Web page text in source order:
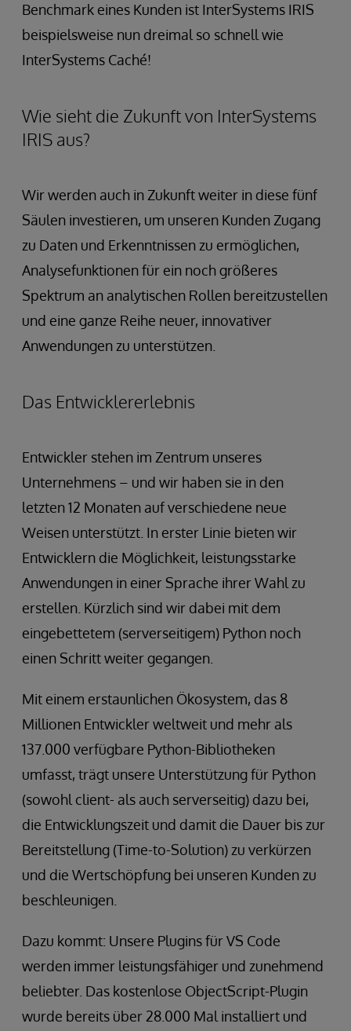
Benchmark eines Kunden ist InterSystems IRIS
beispielsweise nun dreimal so schnell wie
InterSystems Caché!
Wie sieht die Zukunft von InterSystems
IRIS aus?
Wir werden auch in Zukunft weiter in diese fünf
Säulen investieren, um unseren Kunden Zugang
zu Daten und Erkenntnissen zu ermöglichen,
Analysefunktionen für ein noch größeres
Spektrum an analytischen Rollen bereitzustellen
und eine ganze Reihe neuer, innovativer
Anwendungen zu unterstützen.
Das Entwicklererlebnis
Entwickler stehen im Zentrum unseres
Unternehmens – und wir haben sie in den
letzten 12 Monaten auf verschiedene neue
Weisen unterstützt. In erster Linie bieten wir
Entwicklern die Möglichkeit, leistungsstarke
Anwendungen in einer Sprache ihrer Wahl zu
erstellen. Kürzlich sind wir dabei mit dem
eingebettetem (serverseitigem) Python noch
einen Schritt weiter gegangen.
Mit einem erstaunlichen Ökosystem, das 8
Millionen Entwickler weltweit und mehr als
137.000 verfügbare Python-Bibliotheken
umfasst, trägt unsere Unterstützung für Python
(sowohl client- als auch serverseitig) dazu bei,
die Entwicklungszeit und damit die Dauer bis zur
Bereitstellung (Time-to-Solution) zu verkürzen
und die Wertschöpfung bei unseren Kunden zu
beschleunigen.
Dazu kommt: Unsere Plugins für VS Code
werden immer leistungsfähiger und zunehmend
beliebter. Das kostenlose ObjectScript-Plugin
wurde bereits über 28.000 Mal installiert und